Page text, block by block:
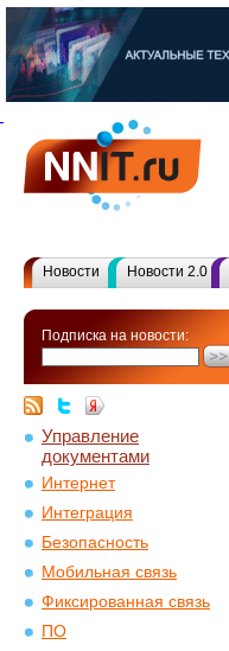
Новости Новости 2.0
Подписка на новости:
Управление
документами
Интернет
Интеграция
Безопасность
Мобильная связь
Фиксированная связь
ПО